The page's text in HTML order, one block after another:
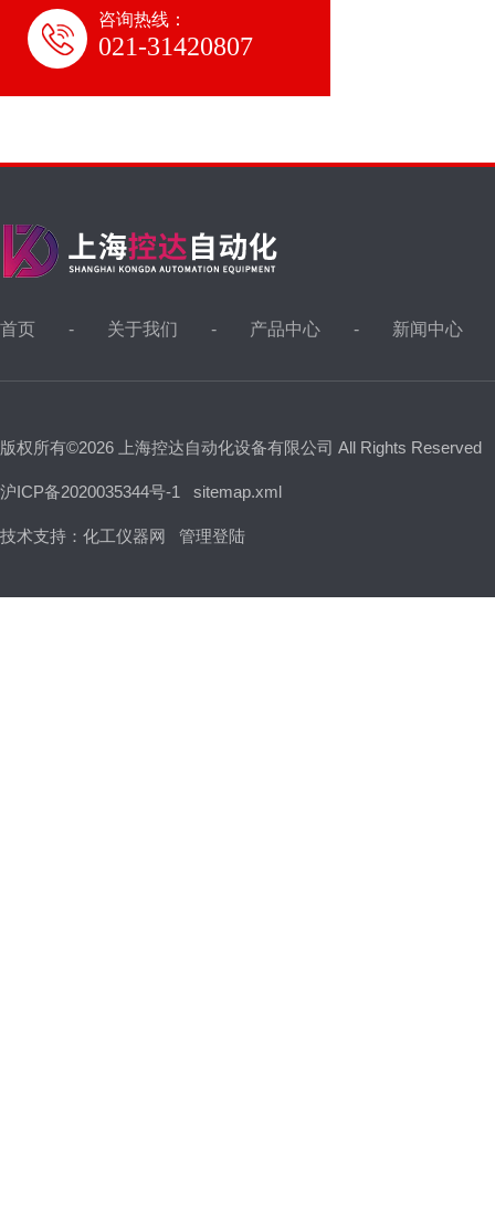
咨询热线：
021-31420807
首页 关于我们 产品中心 新闻中心
版权所有©2026 上海控达自动化设备有限公司 All Rights Reserved
沪ICP备2020035344号-1 sitemap.xml
技术支持： 化工仪器网 管理登陆